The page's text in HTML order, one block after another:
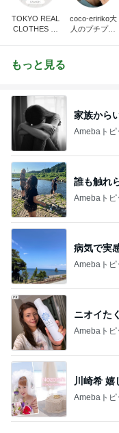
TOKYO REAL
CLOTHES 大
coco-eririko大
人のプチプラ
もっと見る
家族から
Amebaトピ
誰も触れ
Amebaトピ
病気で実
Amebaトピ
ニオイた
Amebaトピ
川崎希 嬉
Amebaトピ